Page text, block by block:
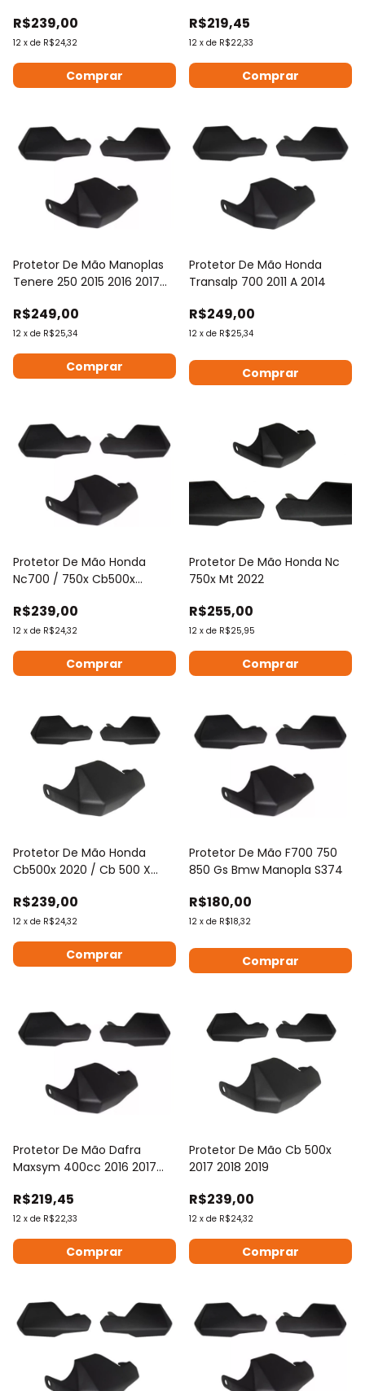
R$239,00
12 x de R$24,32
R$219,45
12 x de R$22,33
Protetor De Mão Manoplas
Tenere 250 2015 2016 2017
R$249,00
12 x de R$25,34
Protetor De Mão Honda
Transalp 700 2011 A 2014
R$249,00
12 x de R$25,34
Protetor De Mão Honda
Nc700 / 750x Cb500x
R$239,00
12 x de R$24,32
Protetor De Mão Honda Nc
750x Mt 2022
R$255,00
12 x de R$25,95
Protetor De Mão Honda
Cb500x 2020 / Cb 500 X
R$239,00
12 x de R$24,32
Protetor De Mão F700 750
850 Gs Bmw Manopla S374
R$180,00
12 x de R$18,32
Protetor De Mão Dafra
Maxsym 400cc 2016 2017
R$219,45
12 x de R$22,33
Protetor De Mão Cb 500x
2017 2018 2019
R$239,00
12 x de R$24,32